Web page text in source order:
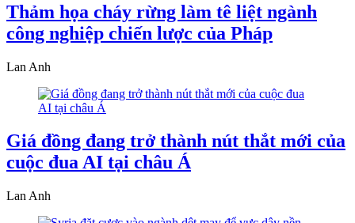
Thảm họa cháy rừng làm tê liệt ngành
công nghiệp chiến lược của Pháp
Lan Anh
Giá đồng đang trở thành nút thắt mới của
cuộc đua AI tại châu Á
Lan Anh